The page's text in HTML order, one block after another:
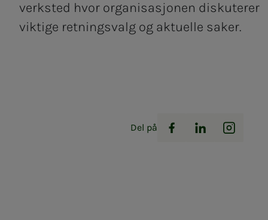
verksted hvor organisasjonen diskuterer
viktige retningsvalg og aktuelle saker.
Del på
Facebook
LinkedIn